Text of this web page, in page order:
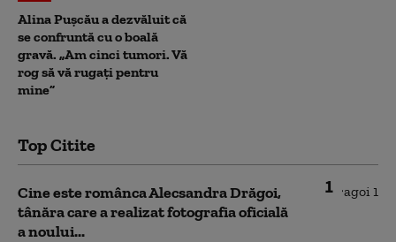
Alina Pușcău a dezvăluit că
se confruntă cu o boală
gravă. „Am cinci tumori. Vă
rog să vă rugați pentru
mine”
Top Citite
1
Cine este românca Alecsandra Drăgoi,
tânăra care a realizat fotografia oficială
a noului...